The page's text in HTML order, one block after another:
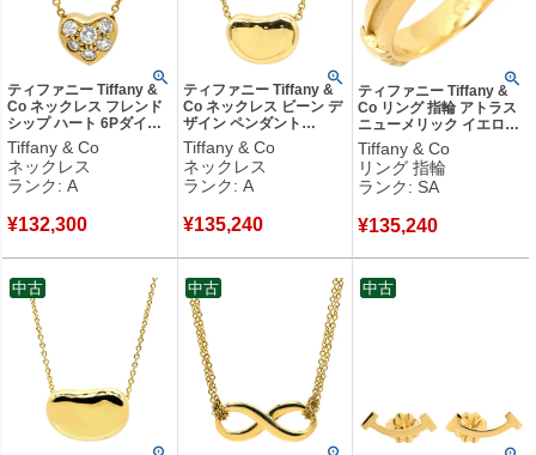
ティファニー Tiffany &
Co ネックレス フレンド
シップ ハート 6Pダイヤ
イエローゴールド T＆Co.
18K 18金 750 YG 【箱】
【中古】中古美品
Tiffany & Co
ネックレス
ランク: A
¥132,300
ティファニー Tiffany &
Co ネックレス ビーン デ
ザイン ペンダント
10.5mm イエローゴール
ド 750YG 18金 エルサペ
レッティ 【中古】中古美
品
Tiffany & Co
ネックレス
ランク: A
¥135,240
ティファニー Tiffany &
Co リング 指輪 アトラス
ニューメリック イエロー
ゴールド T&Co. 18K 750
YG ローマ数字 9号 【中
古】新品同様品
Tiffany & Co
リング 指輪
ランク: SA
¥135,240
中古 中古 中古